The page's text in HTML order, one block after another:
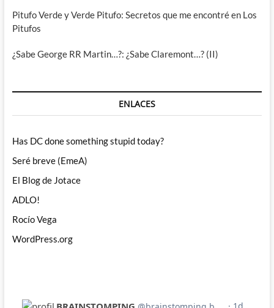
Pitufo Verde y Verde Pitufo: Secretos que me encontré en Los
Pitufos
¿Sabe George RR Martin…?: ¿Sabe Claremont…? (II)
ENLACES
Has DC done something stupid today?
Seré breve (EmeA)
El Blog de Jotace
ADLO!
Rocío Vega
WordPress.org